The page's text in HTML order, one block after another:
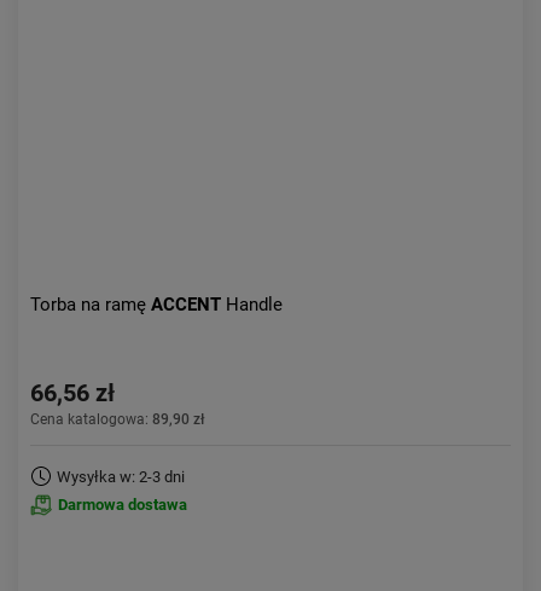
Torba na ramę ACCENT Handle
66,56 zł
Cena katalogowa: 89,90 zł
Wysyłka w: 2-3 dni
Darmowa dostawa